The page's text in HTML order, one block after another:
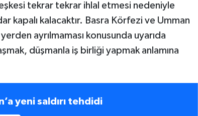
tekrar tekrar ihlal etmesi nedeniyle
kapalı kalacaktır. Basra Körfezi ve Umman
ayrılmaması konusunda uyarıda
düşmanla iş birliği yapmak anlamına
yeni saldırı tehdidi